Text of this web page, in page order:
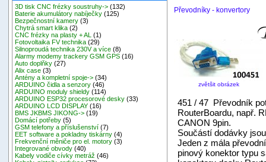
3D tisk CNC frézky soustruhy-> (132)
Baterie akumulátory nabíječky (125)
Bezpečnostní kamery (3)
Chytrá smart klika (2)
CNC frézky na plasty + AL
(1)
Fotovoltaika FV technika (29)
Silnoproudá technika 230V a více (8)
Alarmy modemy trackery GSM GPS (16)
Auto doplňky (27)
Alix case (3)
Antény a kompletní spoje-> (34)
ARDUINO čidla a senzory (46)
ARDUINO moduly shieldy (114)
ARDUINO ESP32 procesorové desky (33)
ARDUINO LCD DISPLAY (16)
BMS JKBMS JIKONG-> (19)
Domácí potřeby (5)
GSM telefony a příslušenství (7)
EET software a pokladny tiskárny (4)
Frekvenční měniče pro el. motory (3)
Integrované obvody (40)
Kabely vodiče cívky metráž (46)
Převodníky - konvertory
zvětšit obrázek
451 / 47 Převodník
RouterBoardu, např.
CANON 9pin.
Součástí dodávky
Jeden z mála
pinový konektor typu